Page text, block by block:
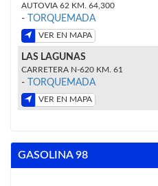
AUTOVIA 62 KM. 64,300
- TORQUEMADA
VER EN MAPA
LAS LAGUNAS
CARRETERA N-620 KM. 61
- TORQUEMADA
VER EN MAPA
GASOLINA 98